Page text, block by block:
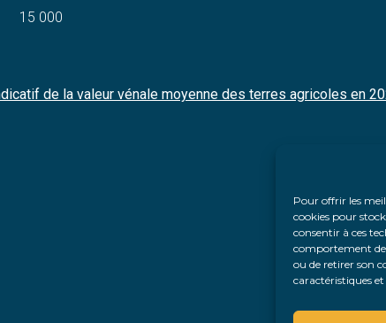
Pour offrir les
cookies pour
consentir à ces
comportement de
ou de retirer son
caractéristiques
15 000
de la valeur vénale moyenne des terres agricoles en